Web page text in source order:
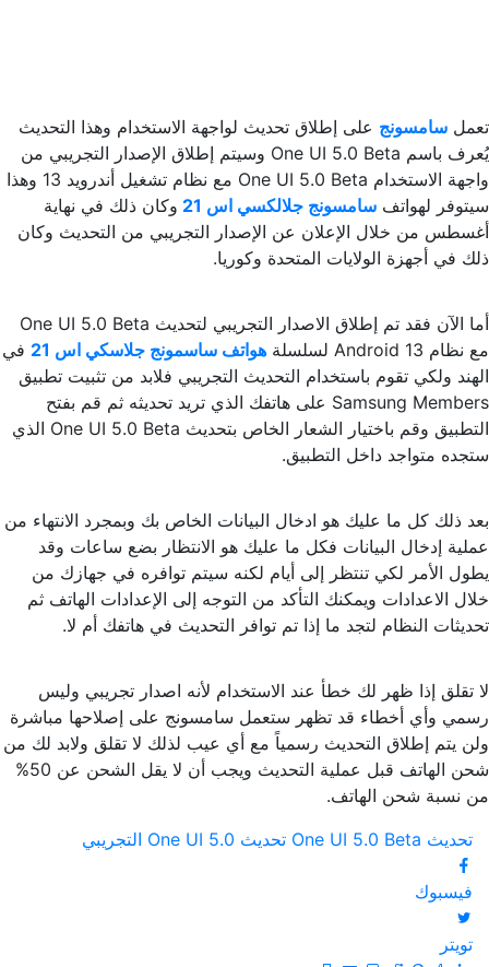
تعمل سامسونج على إطلاق تحديث لواجهة الاستخدام وهذا التحديث
يُعرف باسم One UI 5.0 Beta وسيتم إطلاق الإصدار التجريبي من
واجهة الاستخدام One UI 5.0 Beta مع نظام تشغيل أندرويد 13 وهذا
سيتوفر لهواتف سامسونج جلالكسي اس 21
وكان ذلك في نهاية
أغسطس من خلال الإعلان عن الإصدار التجريبي من التحديث وكان
ذلك في أجهزة الولايات المتحدة وكوريا.
أما الآن فقد تم إطلاق الاصدار التجريبي لتحديث One UI 5.0 Beta
مع نظام Android 13 لسلسلة
هواتف ساسمونج جلاسكي اس 21
في
الهند ولكي تقوم باستخدام التحديث التجريبي فلابد من تثبيت تطبيق
Samsung Members على هاتفك الذي تريد تحديثه ثم قم بفتح
التطبيق وقم باختيار الشعار الخاص بتحديث One UI 5.0 Beta الذي
ستجده متواجد داخل التطبيق.
بعد ذلك كل ما عليك هو ادخال البيانات الخاص بك وبمجرد الانتهاء من
عملية إدخال البيانات فكل ما عليك هو الانتظار بضع ساعات وقد
يطول الأمر لكي تنتظر إلى أيام لكنه سيتم توافره في جهازك من
خلال الاعدادات ويمكنك التأكد من التوجه إلى الإعدادات الهاتف ثم
تحديثات النظام لتجد ما إذا تم توافر التحديث في هاتفك أم لا.
لا تقلق إذا ظهر لك خطأ عند الاستخدام لأنه اصدار تجريبي وليس
رسمي وأي أخطاء قد تظهر ستعمل سامسونج على إصلاحها مباشرة
ولن يتم إطلاق التحديث رسمياً مع أي عيب لذلك لا تقلق ولابد لك من
شحن الهاتف قبل عملية التحديث ويجب أن لا يقل الشحن عن 50%
من نسبة شحن الهاتف.
تحديث One UI 5.0 Beta
تحديث One UI 5.0 التجريبي
فيسبوك
تويتر